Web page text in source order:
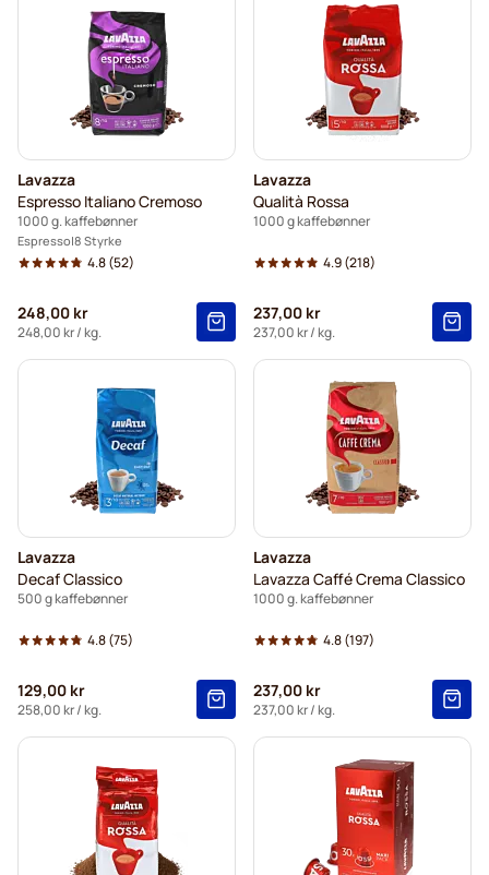
Lavazza
Espresso Italiano Cremoso
1000 g. kaffebønner
Espresso 8 Styrke
4.8(52)
248,00 kr
248,00 kr/ kg.
Lavazza
Qualità Rossa
1000 g kaffebønner
4.9(218)
237,00 kr
237,00 kr/ kg.
Lavazza
Decaf Classico
500 g kaffebønner
4.8(75)
129,00 kr
258,00 kr/ kg.
Lavazza
Lavazza Caffé Crema Classico
1000 g. kaffebønner
4.8(197)
237,00 kr
237,00 kr/ kg.